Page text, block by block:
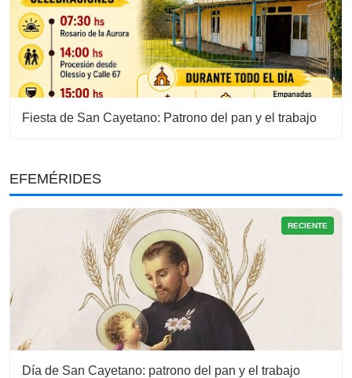
Fiesta de San Cayetano: Patrono del pan y el trabajo
EFEMÉRIDES
RECIENTE
Día de San Cayetano: patrono del pan y el trabajo